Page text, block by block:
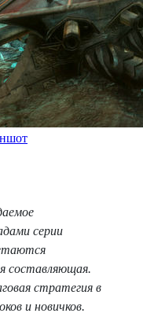
серии
составляющая.
стратегия в
и новичков.